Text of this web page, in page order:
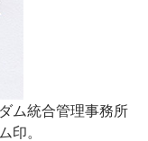
ム統合管理事務所
印。